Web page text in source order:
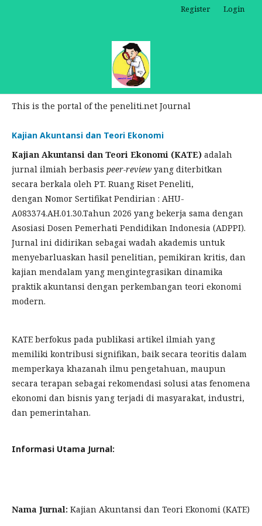
Register Login
This is the portal of the peneliti.net Journal
Kajian Akuntansi dan Teori Ekonomi
Kajian Akuntansi dan Teori Ekonomi (KATE) adalah
jurnal ilmiah berbasis peer-reviewyang diterbitkan
secara berkala oleh PT. Ruang Riset Peneliti,
dengan Nomor Sertifikat Pendirian : AHU-
A083374.AH.01.30.Tahun 2026 yang bekerja sama dengan
Asosiasi Dosen Pemerhati Pendidikan Indonesia (ADPPI).
Jurnal ini didirikan sebagai wadah akademis untuk
menyebarluaskan hasil penelitian, pemikiran kritis, dan
kajian mendalam yang mengintegrasikan dinamika
praktik akuntansi dengan perkembangan teori ekonomi
modern.
KATE berfokus pada publikasi artikel ilmiah yang
memiliki kontribusi signifikan, baik secara teoritis dalam
memperkaya khazanah ilmu pengetahuan, maupun
secara terapan sebagai rekomendasi solusi atas fenomena
ekonomi dan bisnis yang terjadi di masyarakat, industri,
dan pemerintahan.
Informasi Utama Jurnal:
Nama Jurnal: Kajian Akuntansi dan Teori Ekonomi (KATE)